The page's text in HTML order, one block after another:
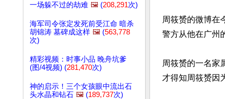
一场躲不过的劫难 🖼️ (208,291次)
海军司令张定发死前受江命 暗杀
胡锦涛 墓碑成这样 🖼️ (563,778
次)
精彩视频：时事小品 晚舟坑爹
(图/4视频) (281,470次)
神的启示！三个女孩眼中流出石
头水晶和钻石 🖼️ (189,737次)
周筱赟的微博在
警方从他在广州
周筱赟的一名家
才得知周筱赟因